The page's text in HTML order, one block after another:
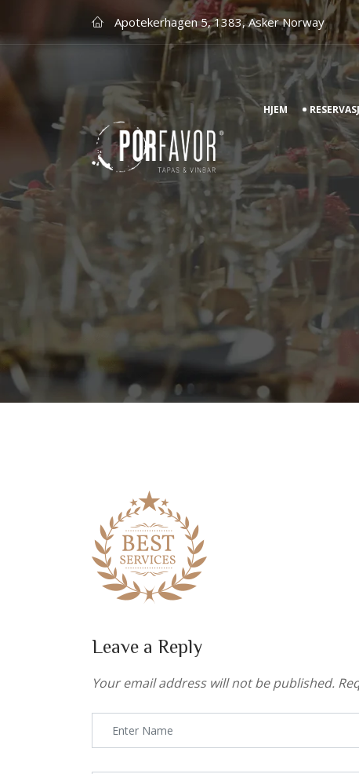
Apotekerhagen 5, 1383, Asker Norway
HJEM
Leave a Reply
Your email address will not be published.